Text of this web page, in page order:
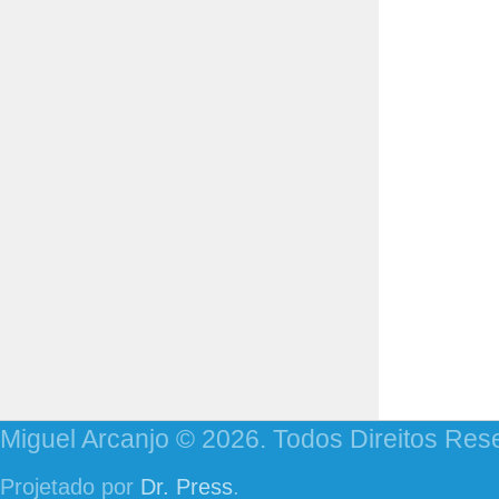
Miguel Arcanjo © 2026. Todos Direitos
Projetado por Dr. Press.